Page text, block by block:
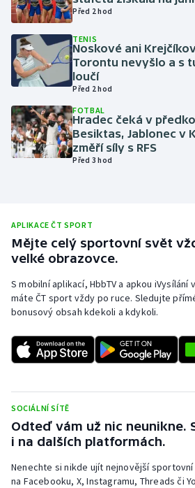
Moderní pětiboj
Motorsport
Olympijské hry
Parasport
Plavání
Ragby
Rychlobruslení
Rychlostní kanoistika
Sportovní střelba
Stolní tenis
Triatlon
Veslování
Před 2 hod
TENIS
Noskové ani
Torontu nevyšlo a s
loučí
Před 2 hod
FOTBAL
Hradec čeká v
Besiktas, Jablonec v
změří síly s RFS
Před 3 hod
APLIKACE ČT SPORT
Mějte celý sportovní svět
velké obrazovce.
S mobilní aplikací, HbbTV a apkou
máte ČT sport vždy po ruce. Sledujte
bonusový obsah kdekoli a kdykoli.
SOCIÁLNÍ SÍTĚ
Odteď vám už nic neunikne.
i na dalších platformách.
Nenechte si nikde ujít nejnovější
na Facebooku, X, Instagramu, Threads či